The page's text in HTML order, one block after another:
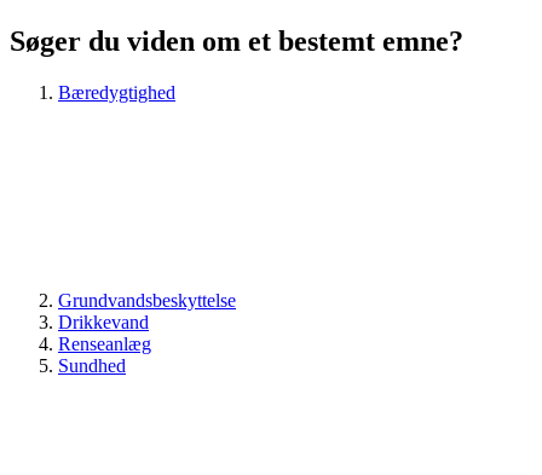
Søger du viden om et bestemt emne?
Bæredygtighed
Grundvandsbeskyttelse
Drikkevand
Renseanlæg
Sundhed